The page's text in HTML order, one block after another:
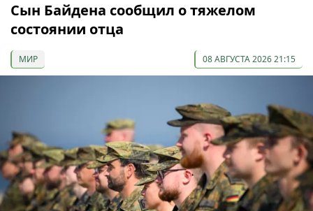
Сын Байдена сообщил о тяжелом
состоянии отца
МИР 08 АВГУСТА 2026 21:15